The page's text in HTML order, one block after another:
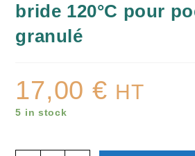
bride 120°C pour
granulé
17,00 € HT
5 in stock